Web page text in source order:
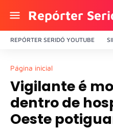
Repórter
REPÓRTER SERIDÓ YOUTUBE
Página inicial
Vigilante é
dentro de
Oeste